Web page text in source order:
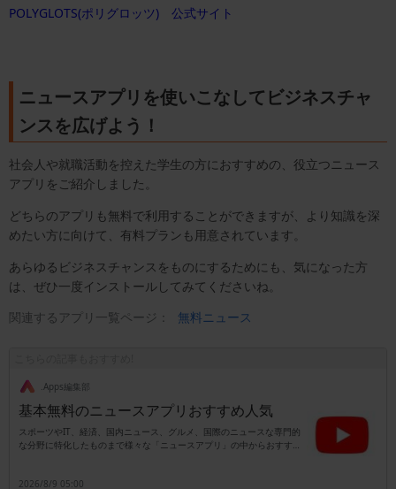
POLYGLOTS(ポリグロッツ) 公式サイト
ニュースアプリを使いこなしてビジネスチャ
ンスを広げよう！
社会人や就職活動を控えた学生の方におすすめの、役立つニュース
アプリをご紹介しました。
どちらのアプリも無料で利用することができますが、より知識を深
めたい方に向けて、有料プランも用意されています。
あらゆるビジネスチャンスをものにするためにも、気になった方
は、ぜひ一度インストールしてみてくださいね。
関連するアプリ一覧ページ：
無料ニュース
.Apps編集部
基本無料のニュースアプリおすすめ人気
スポーツやIT、経済、国内ニュース、グルメ、国際のニュースな専門的
な分野に特化したものまで様々な「ニュースアプリ」の中からおすす
になりました。Android、iPhone対応のものをご紹介していきます。ぜ
2026/8/9 05:00